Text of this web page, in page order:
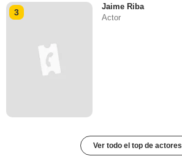
3
Jaime Riba
Actor
Ver todo el top de actores